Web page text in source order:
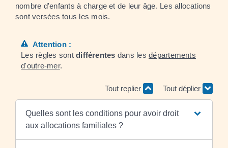
nombre d'enfants à charge et de leur âge. Les allocations
sont versées tous les mois.
Attention :
Les règles sontdifférentes dans lesdépartements
d'outre-mer.
Tout replier Tout déplier
Quelles sont les conditions pour avoir droit
aux allocations familiales ?